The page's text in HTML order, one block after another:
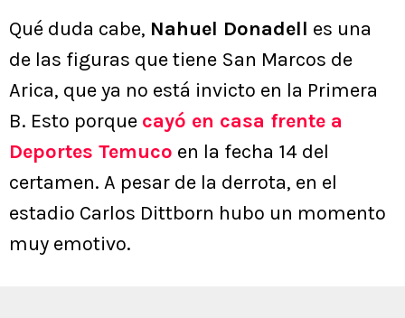
Qué duda cabe, Nahuel Donadell es una
de las figuras que tiene San Marcos de
Arica, que ya no está invicto en la Primera
B. Esto porque cayó en casa frente a
Deportes Temuco en la fecha 14 del
certamen. A pesar de la derrota, en el
estadio Carlos Dittborn hubo un momento
muy emotivo.